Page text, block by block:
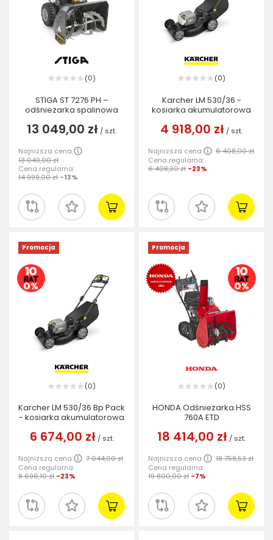
(0)
STIGA ST 7276 PH –
odśnieżarka spalinowa
13 049,00 zł / szt.
Najniższa cena:
13 049,00 zł
Cena regularna:
14 999,00 zł -13%
(0)
Karcher LM 530/36 -
kosiarka akumulatorowa
4 918,00 zł / szt.
Najniższa cena:
6 408,00 zł
Cena regularna:
6 408,30 zł -23%
Promocja
(0)
Karcher LM 530/36 Bp Pack
- kosiarka akumulatorowa
6 674,00 zł / szt.
Najniższa cena:
7 044,00 zł
Cena regularna:
8 696,10 zł -23%
Promocja
(0)
HONDA Odśnieżarka HSS
760A ETD
18 414,00 zł / szt.
Najniższa cena:
18 758,53 zł
Cena regularna:
19 800,00 zł -7%